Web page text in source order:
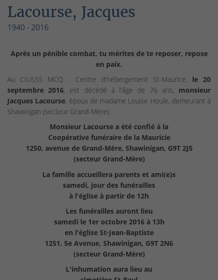
Lacourse, Jacques
1940 - 2016
Après un pénible combat, tu mérites de te reposer, repose
en paix.
Au CIUSSS MCQ - Centre d'hébergement St-Maurice, le 20
septembre 2016, est décédé à l'âge de 76 ans, monsieur
Jacques Lacourse, époux de madame Louise Houle, demeurant à
Shawinigan (secteur Grand-Mère).
Monsieur Lacourse a été confié à la
Coopérative funéraire de la Mauricie
1250, avenue de Grand-Mère, Shawinigan, G9T 2J5
(secteur Grand-Mère)
La famille accueillera parents et ami(e)s
samedi, jour des funérailles
à l'église à partir de 12h
Les funérailles auront lieu
samedi le 1er octobre 2016 à 13h
en l'église St-Jean-Baptiste
1251, 5e Avenue, Shawinigan, G9T 2N6
(secteur Grand-Mère)
L'inhumation aura lieu au